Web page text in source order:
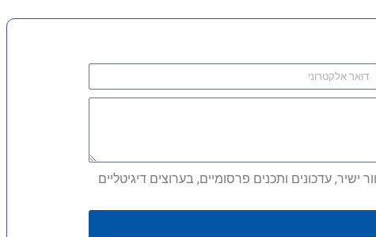
עדכונים ותכנים פרסומיים, בערוצים דיגיטליים